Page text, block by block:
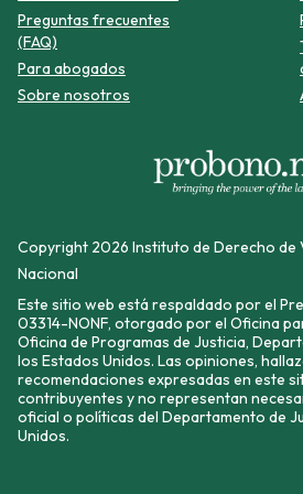
Preguntas frecuentes
(FAQ)
Para abogados
Sobre nosotros
Copyright 2026 Instituto de Derecho de
Nacional
Este sitio web está respaldado por el
03314-NONF, otorgado por el Oficina
Oficina de Programas de Justicia,
los Estados Unidos. Las opiniones,
recomendaciones expresadas en este
contribuyentes y no representan
oficial o políticas del Departamento de
Unidos.